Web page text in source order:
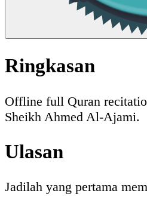
Ringkasan
Offline full Quran
Sheikh Ahmed Al-Ajami.
Ulasan
Jadilah yang pertama